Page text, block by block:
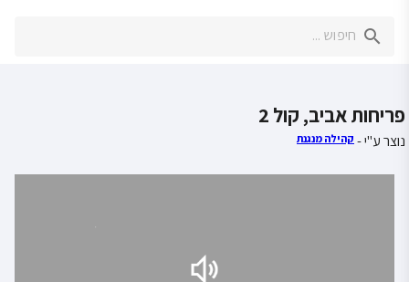
פריחות אביב, קול 2
נוצר ע"י - קהילה מנגנת